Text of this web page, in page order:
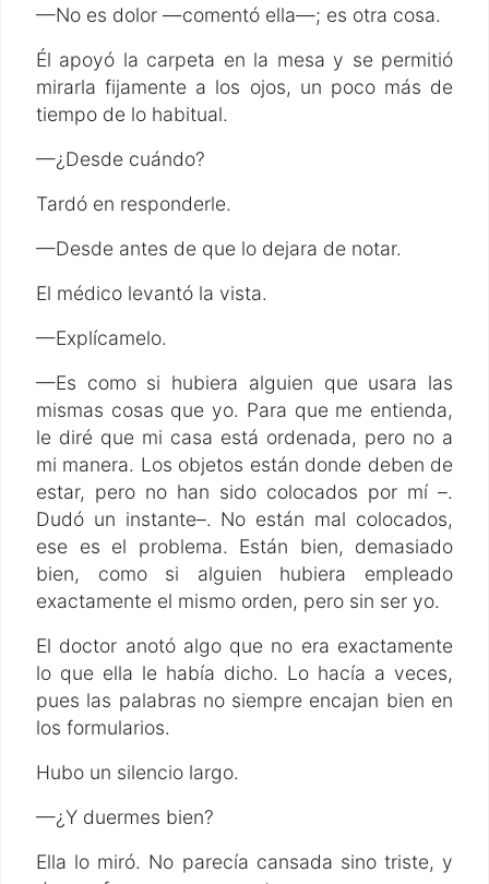
—No es dolor —comentó ella—; es otra cosa.
Él apoyó la carpeta en la mesa y se permitió
mirarla fijamente a los ojos, un poco más de
tiempo de lo habitual.
—¿Desde cuándo?
Tardó en responderle.
—Desde antes de que lo dejara de notar.
El médico levantó la vista.
—Explícamelo.
—Es como si hubiera alguien que usara las
mismas cosas que yo. Para que me entienda,
le diré que mi casa está ordenada, pero no a
mi manera. Los objetos están donde deben de
estar, pero no han sido colocados por mí –.
Dudó un instante–. No están mal colocados,
ese es el problema. Están bien, demasiado
bien, como si alguien hubiera empleado
exactamente el mismo orden, pero sin ser yo.
El doctor anotó algo que no era exactamente
lo que ella le había dicho. Lo hacía a veces,
pues las palabras no siempre encajan bien en
los formularios.
Hubo un silencio largo.
—¿Y duermes bien?
Ella lo miró. No parecía cansada sino triste, y